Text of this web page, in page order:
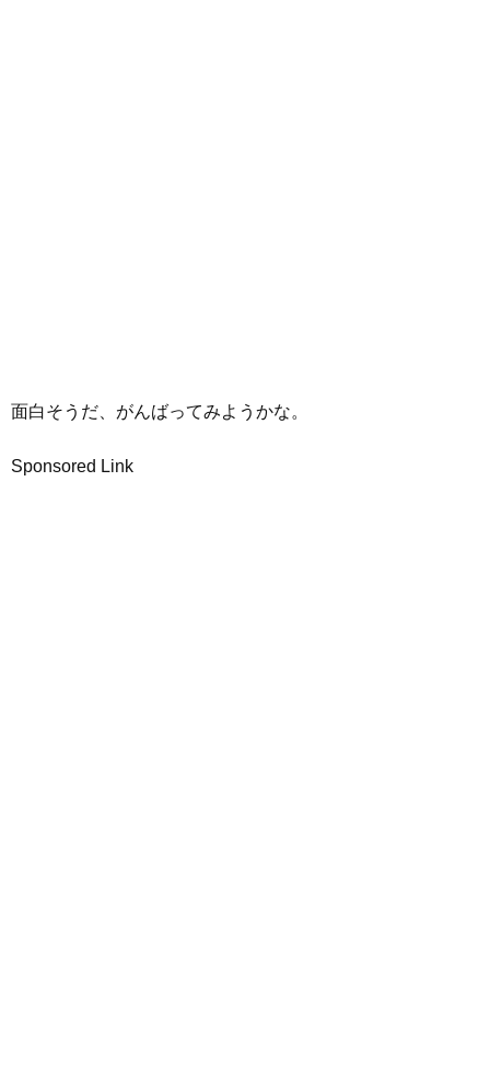
面白そうだ、がんばってみようかな。
Sponsored Link